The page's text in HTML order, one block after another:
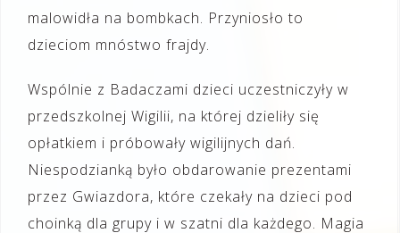
malowidła na bombkach. Przyniosło to
dzieciom mnóstwo frajdy.
Wspólnie z Badaczami dzieci uczestniczyły w
przedszkolnej Wigilii, na której dzieliły się
opłatkiem i próbowały wigilijnych dań.
Niespodzianką było obdarowanie prezentami
przez Gwiazdora, które czekały na dzieci pod
choinką dla grupy i w szatni dla każdego. Magia